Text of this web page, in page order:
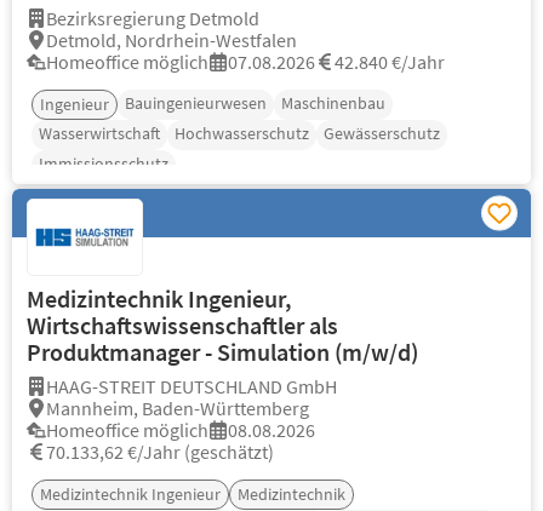
Bezirksregierung Detmold
Detmold, Nordrhein-Westfalen
Homeoffice möglich
07.08.2026 42.840 €/Jahr
Ingenieur Bauingenieurwesen
Maschinenbau
Wasserwirtschaft
Hochwasserschutz
Gewässerschutz
Immissionsschutz
Medizintechnik Ingenieur,
Wirtschaftswissenschaftler als
Produktmanager - Simulation (m/w/d)
HAAG-STREIT DEUTSCHLAND GmbH
Mannheim, Baden-Württemberg
Homeoffice möglich
08.08.2026
70.133,62 €/Jahr (geschätzt)
Medizintechnik Ingenieur
Medizintechnik